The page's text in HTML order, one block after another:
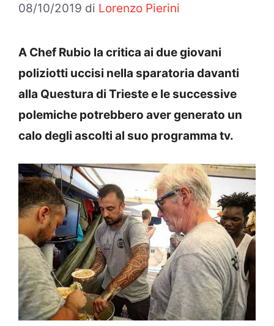
08/10/2019 di Lorenzo Pierini
A Chef Rubio la critica ai due giovani
poliziotti uccisi nella sparatoria davanti
alla Questura di Trieste e le successive
polemiche potrebbero aver generato un
calo degli ascolti al suo programma tv.